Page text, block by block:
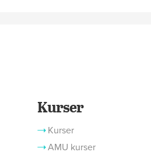
Kurser
Kurser
AMU kurser